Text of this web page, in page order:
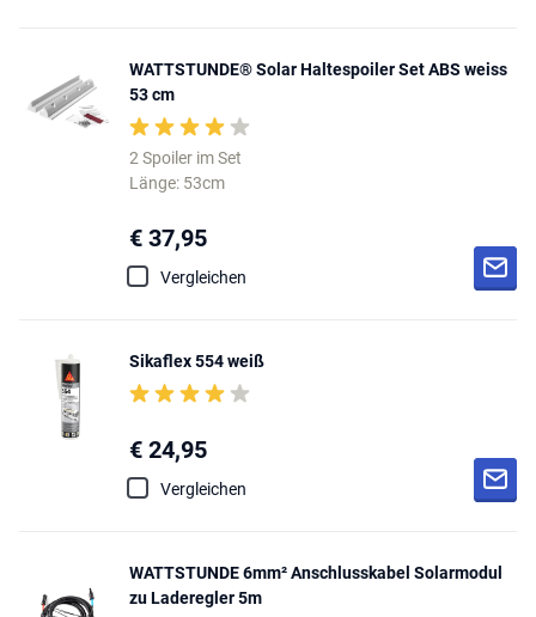
WATTSTUNDE® Solar Haltespoiler Set ABS weiss
53 cm
2 Spoiler im Set
Länge: 53cm
€ 37,95
Vergleichen
Sikaflex 554 weiß
€ 24,95
Vergleichen
WATTSTUNDE 6mm² Anschlusskabel Solarmodul
zu Laderegler 5m